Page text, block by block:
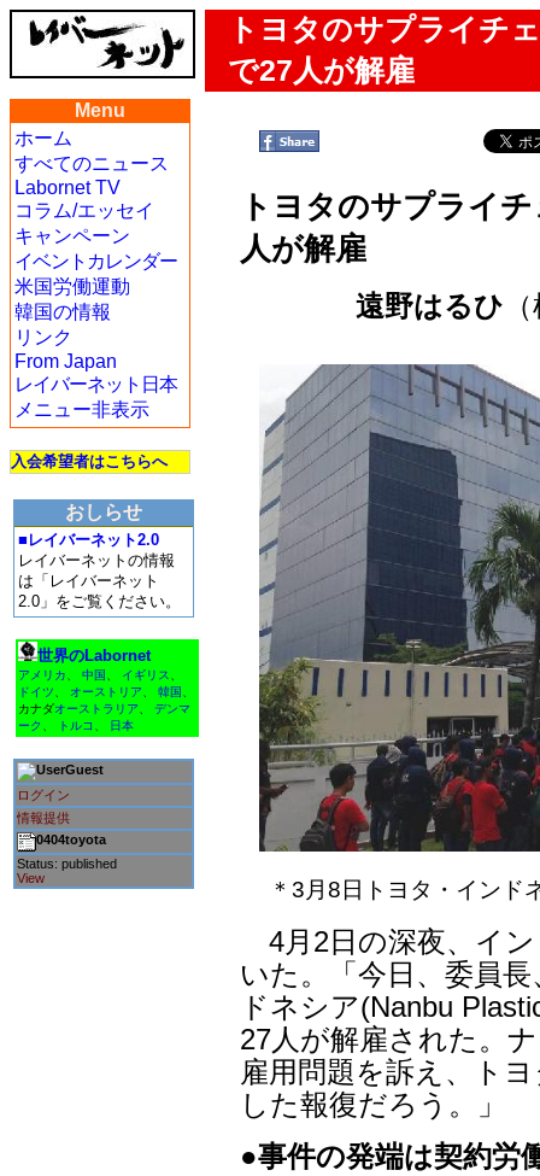
トヨタのサプライチ
で27人が解雇
Menu
ホーム
すべてのニュース
Labornet TV
コラム/エッセイ
キャンペーン
イベントカレンダー
米国労働運動
韓国の情報
リンク
From Japan
レイバーネット日本
メニュー非表示
入会希望者はこちらへ
おしらせ
■レイバーネット2.0
レイバーネットの情報
は「レイバーネット
2.0」をご覧ください。
世界のLabornet
アメリカ 中国 イギリス
ドイツ
オーストリア 韓国
カナダオーストラリア
デンマ
ーク
トルコ 日本
Guest
ログイン
情報提供
0404toyota
Status: published
View
トヨタのサプライ
人が解雇
遠野はるひ
＊3月8日トヨタ・インド
4月2日の深夜、イ
いた。「今日、委員
ドネシア(Nanbu
27人が解雇された。
雇用問題を訴え、ト
した報復だろう。」
●事件の発端は契約労